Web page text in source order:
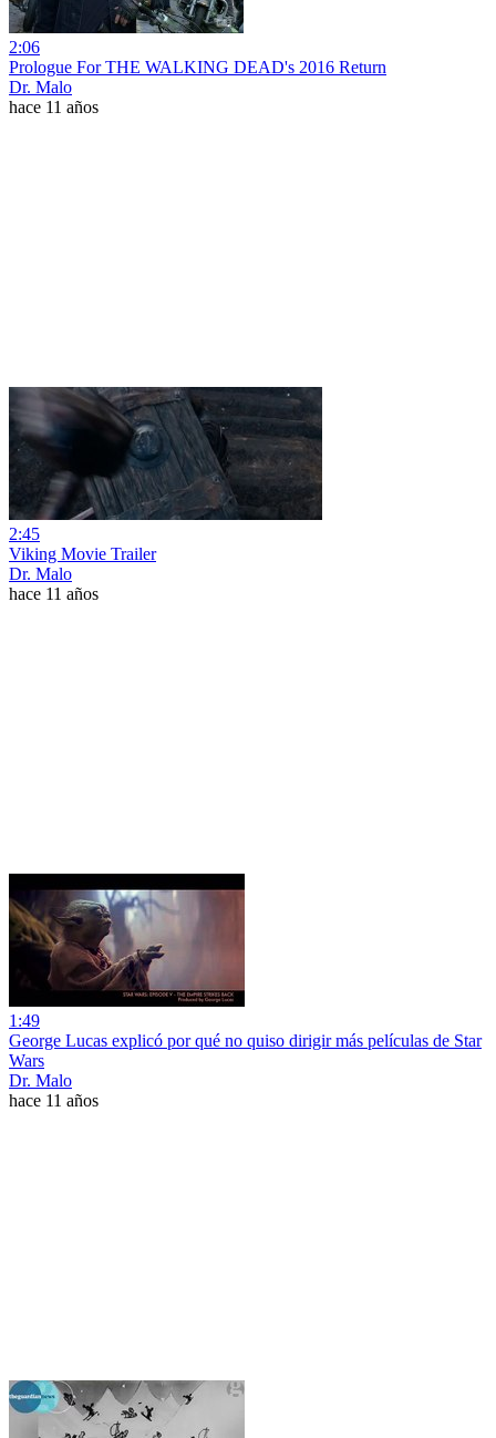
2:06
Prologue For THE WALKING DEAD's 2016 Return
Dr. Malo
hace 11 años
2:45
Viking Movie Trailer
Dr. Malo
hace 11 años
1:49
George Lucas explicó por qué no quiso dirigir más películas de Star
Wars
Dr. Malo
hace 11 años